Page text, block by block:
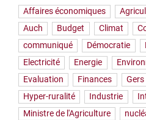
Affaires économiques
Auch
Budget Climat
communiqué
Démocratie
Electricité
Energie
Evaluation
Finances Gers
Hyper-ruralité
Industrie
Ministre de l'Agriculture